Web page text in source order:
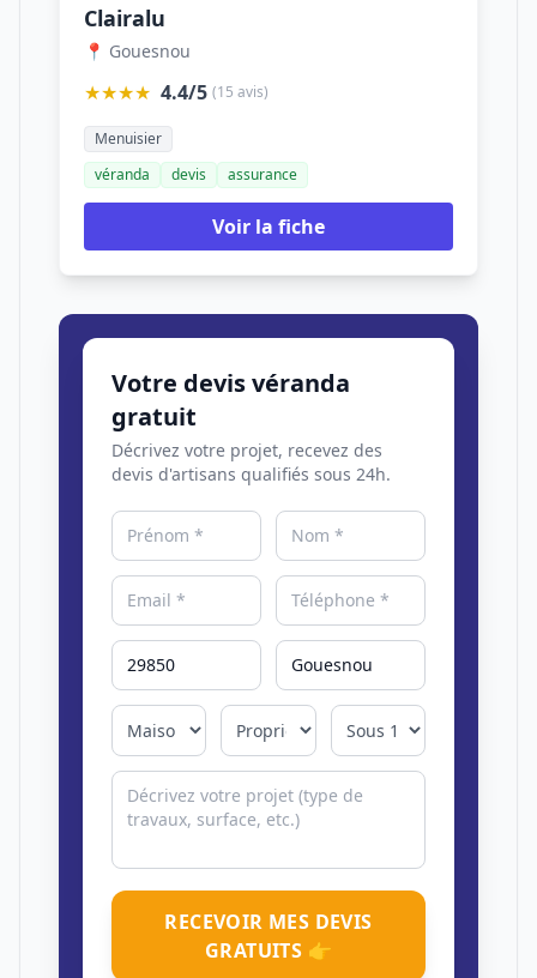
Clairalu
📍 Gouesnou
★★★★ 4.4/5 (15 avis)
Menuisier
véranda
devis assurance
Voir la fiche
Votre devis véranda
gratuit
Décrivez votre projet, recevez des
devis d'artisans qualifiés sous 24h.
RECEVOIR MES DEVIS
GRATUITS 👉